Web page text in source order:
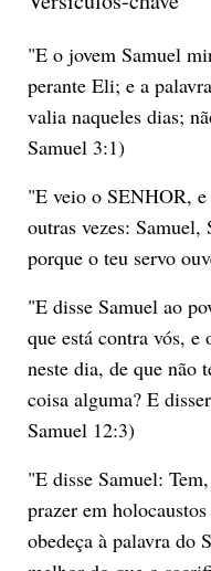
"E o jovem Samuel
perante Eli; e a
valia naqueles dias;
Samuel 3:1)
"E veio o SENHOR,
outras vezes: Samuel,
porque o teu servo
"E disse Samuel ao
que está contra vós, e
neste dia, de que não
coisa alguma? E
Samuel 12:3)
"E disse Samuel:
prazer em
obedeça à palavra do